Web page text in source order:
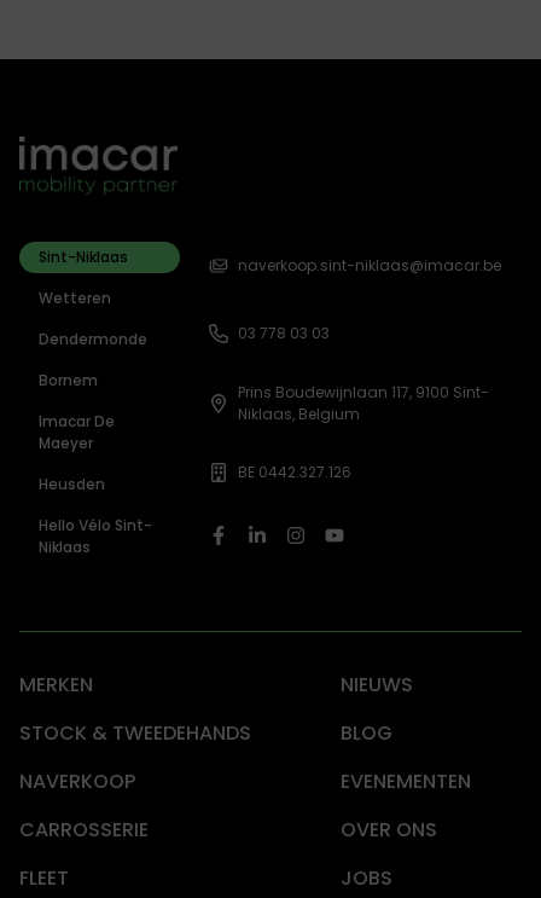
Sint-Niklaas
Wetteren
Dendermonde
Bornem
Imacar De
Maeyer
Heusden
Hello Vélo Sint-
Niklaas
naverkoop.sint-niklaas@imacar.be
03 778 03 03
Prins Boudewijnlaan 117, 9100 Sint-
Niklaas, Belgium
BE 0442.327.126
MERKEN
NIEUWS
STOCK & TWEEDEHANDS
BLOG
NAVERKOOP
EVENEMENTEN
CARROSSERIE
OVER ONS
FLEET
JOBS